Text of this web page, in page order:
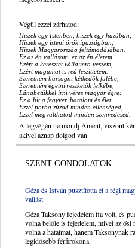
Végül ezzel zárhatod:
Hiszek egy Istenben, hiszek egy hazában,
Hiszek egy isteni örök igazságban,
Hiszek Magyarország feltámadásában.
Ez az én vallásom, ez az én életem,
Ezért a keresztet vállaimra veszem,
Ezért magamat is reá feszíttetem.
Szeretném harsogni kétkedők fülébe,
Szeretném égetni reszketők lelkébe,
Lángbetűkkel írni véres magyar égre:
Ez a hit a fegyver, hatalom és élet,
Ezzel porba zúzod minden ellenséged,
Ezzel megválthatod minden szenvedésed.
A legvégén ne mondj Áment, viszont
akivel aznap dolgod van.
SZENT GONDOLATOK
Géza és István pusztította el a régi
vallást
Géza Taksony fejedelem fia volt, és
volna belőle is fejedelem, mivel az ősi
volna a hatalmat, hanem Taksonynak
legidősebb férfirokona.